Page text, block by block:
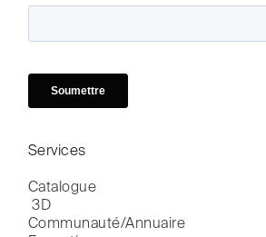
Services
Catalogue
3D
Communauté/Annuaire